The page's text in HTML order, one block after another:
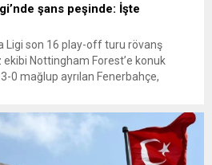
şans peşinde: İşte
Ligi son 16 play-off turu rövanş
Nottingham Forest’e konuk
0 mağlup ayrılan Fenerbahçe,
son 16 play-off turu rövanş